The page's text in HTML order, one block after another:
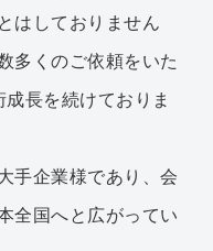
はしておりません
多くのご依頼をいた
長を続けておりま
手企業様であり、会
全国へと広がってい